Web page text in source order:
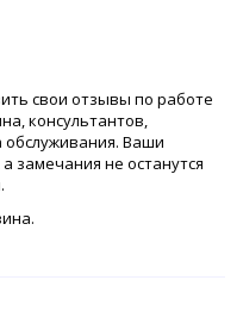
свои отзывы по работе
консультантов,
Ваши
замечания не останутся